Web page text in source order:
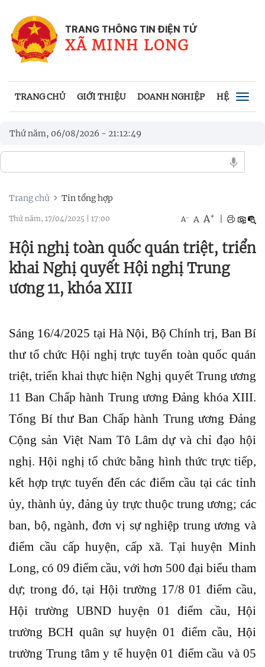
TRANG THÔNG TIN ĐIỆN TỬ
XÃ MINH LONG
TRANG CHỦ GIỚI THIỆU DOANH NGHIỆP HỆ THỐNG
Thứ năm, 06/08/2026 - 21:12:51
Trang chủ Tin tổng hợp
Thứ năm, 17/04/2025 17:00 A- A A+
Hội nghị toàn quốc quán triệt, triển
khai Nghị quyết Hội nghị Trung
ương 11, khóa XIII
Sáng 16/4/2025 tại Hà Nội, Bộ Chính trị, Ban Bí
thư tổ chức Hội nghị trực tuyến toàn quốc quán
triệt, triển khai thực hiện Nghị quyết Trung ương
11 Ban Chấp hành Trung ương Đảng khóa XIII.
Tổng Bí thư Ban Chấp hành Trung ương Đảng
Cộng sản Việt Nam Tô Lâm dự và chỉ đạo hội
nghị. Hội nghị tổ chức bằng hình thức trực tiếp,
kết hợp trực tuyến đến các điểm cầu tại các tỉnh
ủy, thành ủy, đảng ủy trực thuộc trung ương; các
ban, bộ, ngành, đơn vị sự nghiệp trung ương và
điểm cầu cấp huyện, cấp xã. Tại huyện Minh
Long, có 09 điểm cầu, với hơn 500 đại biểu tham
dự; trong đó, tại Hội trường 17/8 01 điểm cầu,
Hội trường UBND huyện 01 điểm cầu, Hội
trường BCH quân sự huyện 01 điểm cầu, Hội
trường Trung tâm y tế huyện 01 điểm cầu và 05